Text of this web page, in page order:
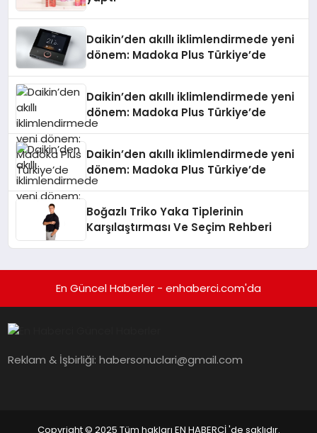
Daikin’den akıllı iklimlendirmede yeni
dönem: Madoka Plus Türkiye’de
Daikin’den akıllı iklimlendirmede yeni
dönem: Madoka Plus Türkiye’de
Daikin’den akıllı iklimlendirmede yeni
dönem: Madoka Plus Türkiye’de
Boğazlı Triko Yaka Tiplerinin
Karşılaştırması Ve Seçim Rehberi
En Güncel Haberler - enhaberci.com'da
Reklam & İşbirliği:habersonuclari@gmail.com
Copyright © 2025 Tüm hakları EN HABERCİ 'de saklıdır.